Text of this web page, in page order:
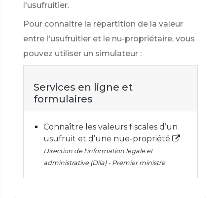
l'usufruitier.
Pour connaître la répartition de la valeur
entre l'usufruitier et le nu-propriétaire, vous
pouvez utiliser un simulateur :
Services en ligne et
formulaires
Connaître les valeurs fiscales d’un
usufruit et d’une nue-propriété
Direction de l'information légale et
administrative (Dila) - Premier ministre